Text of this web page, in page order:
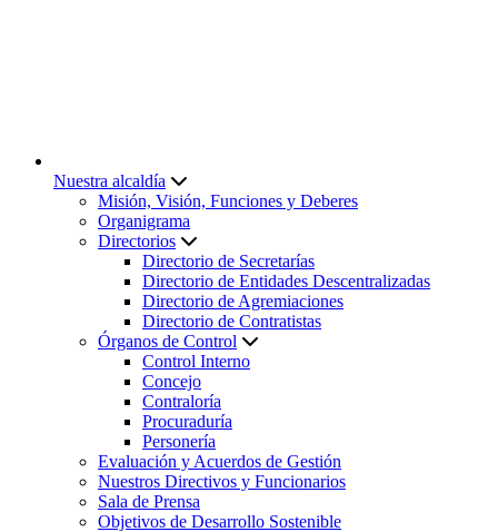
Nuestra alcaldía
Misión, Visión, Funciones y Deberes
Organigrama
Directorios
Directorio de Secretarías
Directorio de Entidades Descentralizadas
Directorio de Agremiaciones
Directorio de Contratistas
Órganos de Control
Control Interno
Concejo
Contraloría
Procuraduría
Personería
Evaluación y Acuerdos de Gestión
Nuestros Directivos y Funcionarios
Sala de Prensa
Objetivos de Desarrollo Sostenible